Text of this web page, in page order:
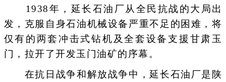
1938年，延长石油厂从全民抗战的大局出
发，克服自身石油机械设备严重不足的困难，将
仅有的两套冲击式钻机及全套设备支援甘肃玉
门，拉开了开发玉门油矿的序幕。
在抗日战争和解放战争中，延长石油厂是陕